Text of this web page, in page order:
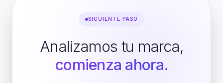
SIGUIENTE PASO
Analizamos tu marca,
comienza ahora.